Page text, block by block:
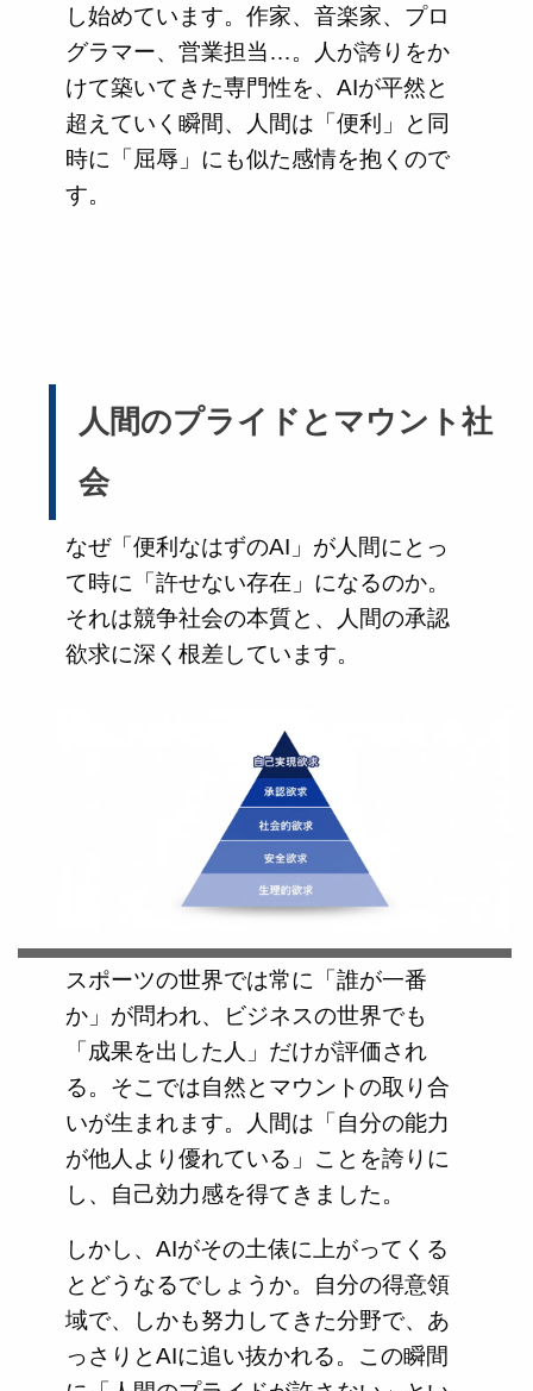
し始めています。作家、音楽家、プロ
グラマー、営業担当…。人が誇りをか
けて築いてきた専門性を、AIが平然と
超えていく瞬間、人間は「便利」と同
時に「屈辱」にも似た感情を抱くので
す。
人間のプライドとマウント社
会
なぜ「便利なはずのAI」が人間にとっ
て時に「許せない存在」になるのか。
それは競争社会の本質と、人間の承認
欲求に深く根差しています。
スポーツの世界では常に「誰が一番
か」が問われ、ビジネスの世界でも
「成果を出した人」だけが評価され
る。そこでは自然とマウントの取り合
いが生まれます。人間は「自分の能力
が他人より優れている」ことを誇りに
し、自己効力感を得てきました。
しかし、AIがその土俵に上がってくる
とどうなるでしょうか。自分の得意領
域で、しかも努力してきた分野で、あ
っさりとAIに追い抜かれる。この瞬間